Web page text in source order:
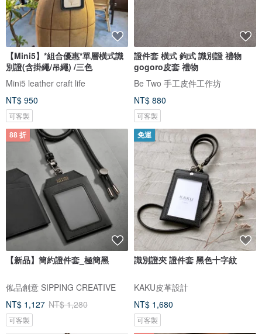
【Mini5】*組合優惠*單層橫式識
別證(含掛繩/吊繩) /三色
Mini5 leather craft life
NT$ 950
可客製
證件套 橫式 鉤式 識別證 禮物
gogoro皮套 禮物
Be Two 手工皮件工作坊
NT$ 880
可客製
88 折
【新品】簡約證件套_極簡黑
俬品創意 SIPPING CREATIVE
NT$ 1,127 NT$ 1,280
可客製
免運
識別證夾 證件套 黑色十字紋
KAKU皮革設計
NT$ 1,680
可客製